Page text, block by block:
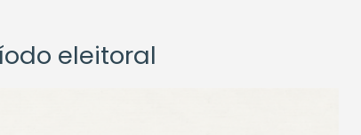
eleitoral